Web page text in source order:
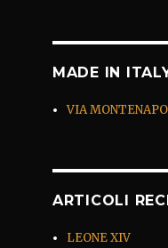
MADE IN
VIA
ARTICOLI
LEONE XIV